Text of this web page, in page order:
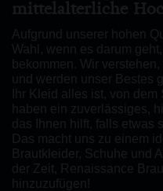
mittelalterliche
Aufgrund unserer hohen
Wahl, wenn es darum
bekommen. Wir
und werden unser Bestes
Ihr Kleid alles ist, von
haben ein zuverlässiges,
das Ihnen hilft, falls etwas
Das macht uns zu einem
Brautkleider, Schuhe und
der Zeit, Renaissance
hinzuzufügen!